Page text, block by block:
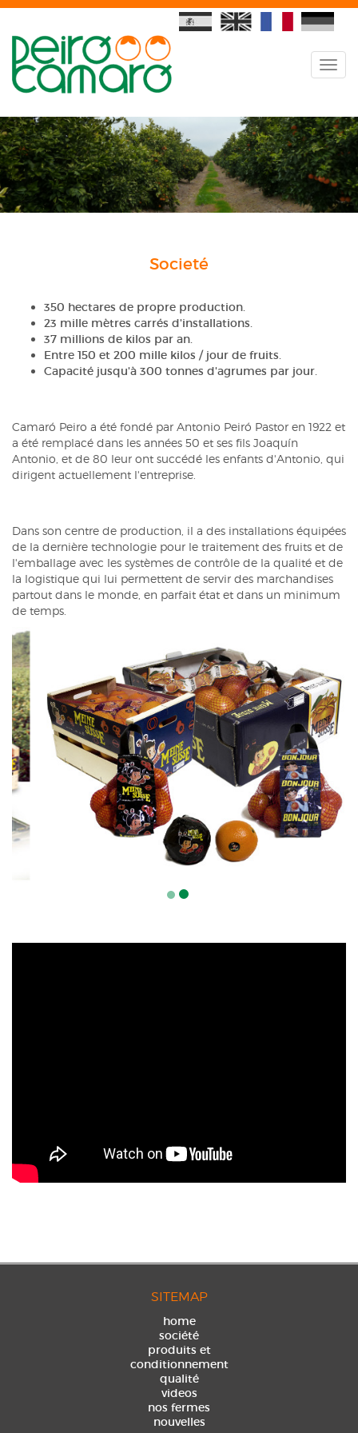
Societé
350 hectares de propre production.
23 mille mètres carrés d'installations.
37 millions de kilos par an.
Entre 150 et 200 mille kilos / jour de fruits.
Capacité jusqu'à 300 tonnes d'agrumes par jour.
Camaró Peiro a été fondé par Antonio Peiró Pastor en 1922 et
a été remplacé dans les années 50 et ses fils Joaquín
Antonio, et de 80 leur ont succédé les enfants d'Antonio, qui
dirigent actuellement l'entreprise.
Dans son centre de production, il a des installations équipées
de la dernière technologie pour le traitement des fruits et de
l'emballage avec les systèmes de contrôle de la qualité et de
la logistique qui lui permettent de servir des marchandises
partout dans le monde, en parfait état et dans un minimum
de temps.
SITEMAP
home
société
produits et
conditionnement
qualité
videos
nos fermes
nouvelles